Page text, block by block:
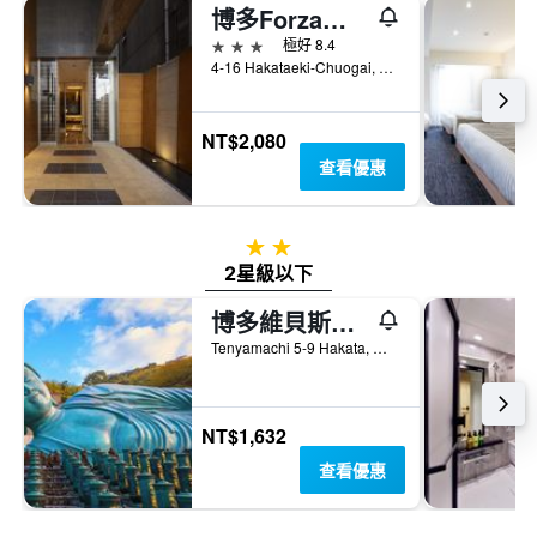
博多Forza酒店
3星級
極好 8.4
4-16 Hakataeki-Chuogai, Hakata-ku, 福岡, 日本
NT$2,080
查看優惠
2星級
2星級以下
博多維貝斯旅舍
Tenyamachi 5-9 Hakata, 福岡, 日本
NT$1,632
查看優惠